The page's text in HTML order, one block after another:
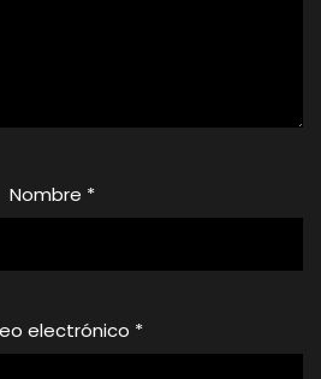
Nombre *
electrónico *